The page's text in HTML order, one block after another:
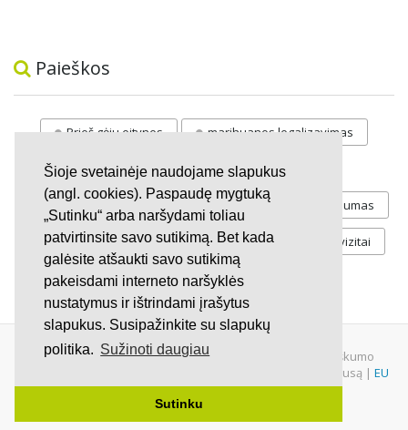
Šioje svetainėje naudojame slapukus
(angl. cookies). Paspaudę mygtuką
„Sutinku“ arba naršydami toliau
patvirtinsite savo sutikimą. Bet kada
galėsite atšaukti savo sutikimą
pakeisdami interneto naršyklės
nustatymus ir ištrindami įrašytus
slapukus. Susipažinkite su slapukų
politika. Sužinoti daugiau
Sutinku
Paieškos
Prieš gėju eitynes marihuanos legalizavimas
STOP vaiku atemimas
Pilnos moksleivių vasaros atostogos referendumas
Keliu jaunystės Valandos Rekvizitai
Investicijos
© 2007 - 2026 Ne pelno siekianti organizacija VŠĮ "Pilietiškumo
platformos" į.k. 305719586. Įstaiga turi paramos gavėjo statusą | EU
Petitions|U.S. Petitions
Svetainėje nauduojama